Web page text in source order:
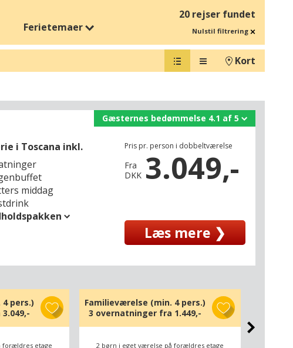
20 rejser fundet
Ferietemaer Nulstil filtrering
Kort
i Toscana inkl.
middag
Pris pr. person i dobbeltværelse
Fra
DKK 3.049,-
Læs mere ❯
Gæsternes bedømmelse 4.1 af 5
pers.)
3.049,-
forældres etage
Familieværelse (min. 4 pers.)
3 overnatninger fra 1.449,-
2 børn i eget værelse på forældres etage